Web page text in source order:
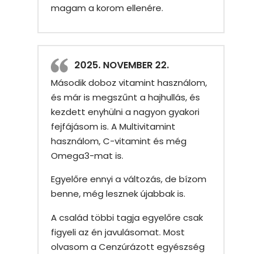
magam a korom ellenére.
2025. NOVEMBER 22.
Második doboz vitamint használom,
és már is megszűnt a hajhullás, és
kezdett enyhülni a nagyon gyakori
fejfájásom is. A Multivitamint
használom, C-vitamint és még
Omega3-mat is.
Egyelőre ennyi a változás, de bízom
benne, még lesznek újabbak is.
A család többi tagja egyelőre csak
figyeli az én javulásomat. Most
olvasom a Cenzúrázott egyészség